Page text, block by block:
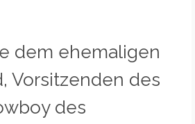
dem ehemaligen
Vorsitzenden des
des